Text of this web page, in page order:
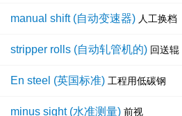
manual shift (自动变速器) 人工换档
stripper rolls (自动轧管机的) 回送辊
En steel (英国标准) 工程用低碳钢
minus sight (水准测量) 前视